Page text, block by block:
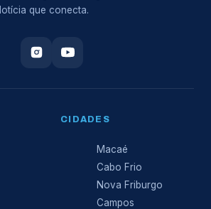
que conecta.
CIDADES
Macaé
Cabo Frio
Nova Friburgo
Campos